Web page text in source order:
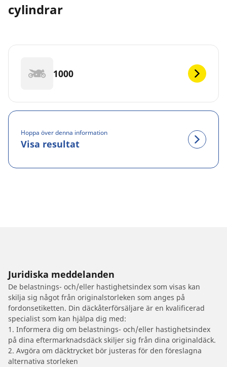
cylindrar
1000
Hoppa över denna information
Visa resultat
Juridiska meddelanden
De belastnings- och/eller hastighetsindex som visas kan
skilja sig något från originalstorleken som anges på
fordonsetiketten. Din däckåterförsäljare är en kvalificerad
specialist som kan hjälpa dig med:
1. Informera dig om belastnings- och/eller hastighetsindex
på dina eftermarknadsdäck skiljer sig från dina originaldäck.
2. Avgöra om däcktrycket bör justeras för den föreslagna
alternativa storleken